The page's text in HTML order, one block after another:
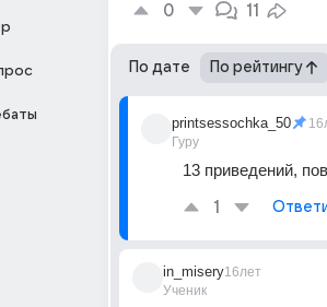
0 11
По дате По рейтингу
printsessochka_50
Гуру
13 приведений,
1
in_misery
Ученик
16лет